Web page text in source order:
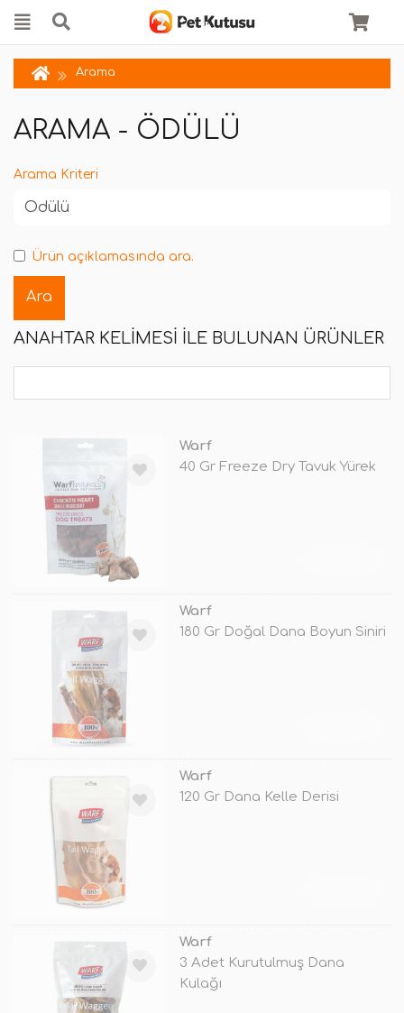
Arama
ARAMA - ÖDÜLÜ
Arama Kriteri
Ürün açıklamasında ara.
ANAHTAR KELIMESI ILE BULUNAN ÜRÜNLER
Warf
40 Gr Freeze Dry Tavuk Yürek
Warf
180 Gr Doğal Dana Boyun Siniri
Warf
120 Gr Dana Kelle Derisi
Warf
3 Adet Kurutulmuş Dana
Kulağı